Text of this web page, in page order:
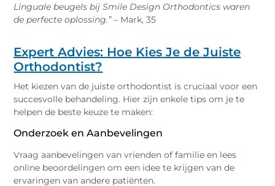
Linguale beugels bij Smile Design Orthodontics waren
de perfecte oplossing.”– Mark, 35
Expert Advies: Hoe Kies Je de Juiste
Orthodontist?
Het kiezen van de juiste orthodontist is cruciaal voor een
succesvolle behandeling. Hier zijn enkele tips om je te
helpen de beste keuze te maken:
Onderzoek en Aanbevelingen
Vraag aanbevelingen van vrienden of familie en lees
online beoordelingen om een idee te krijgen van de
ervaringen van andere patiënten.